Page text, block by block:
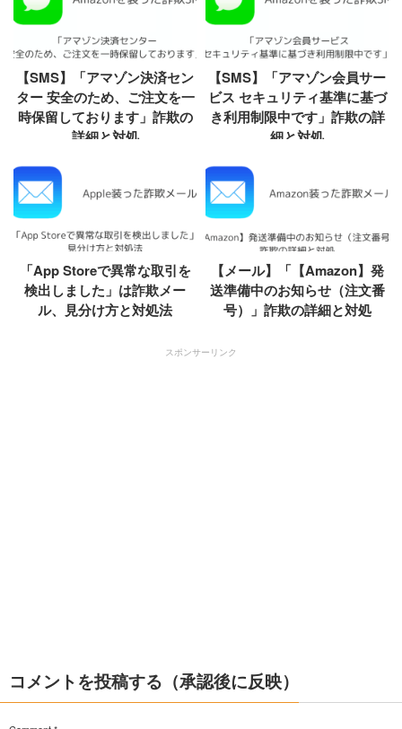
【SMS】「アマゾン決済セン
ター 安全のため、ご注文を一
時保留しております」詐欺の
詳細と対処
【SMS】「アマゾン会員サー
ビス セキュリティ基準に基づ
き利用制限中です」詐欺の詳
細と対処
「App Storeで異常な取引を
検出しました」は詐欺メー
ル、見分け方と対処法
【メール】「【Amazon】発
送準備中のお知らせ（注文番
号）」詐欺の詳細と対処
スポンサーリンク
コメントを投稿する（承認後に反映）